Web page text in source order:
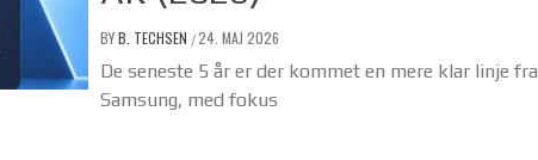
BYB. TECHSEN /24. MAJ 2026
De seneste 5 år er der kommet en mere klar linje fra
Samsung, med fokus